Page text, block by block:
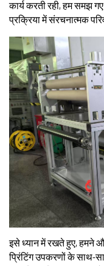
कार्य करती रही, हम समझ
प्रक्रिया में संरचनात्मक
इसे ध्यान में रखते हुए, हमने
प्रिंटिंग उपकरणों के साथ-